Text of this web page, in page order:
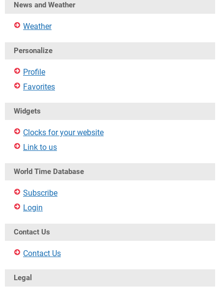
News and Weather
Weather
Personalize
Profile
Favorites
Widgets
Clocks for your website
Link to us
World Time Database
Subscribe
Login
Contact Us
Contact Us
Legal